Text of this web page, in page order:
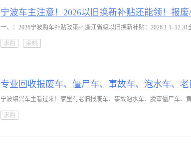
宁波车主注意！2026以旧换新补贴还能领！报
一、：2026宁波购车补贴政策✅ 浙江省级以旧换新补贴：
求购 余姚
专业回收报废车、僵尸车、事故车、泡水车、
宁波绍兴车主看过来！家里有老旧报废车、事故泡水车、脱审僵尸车、
求购